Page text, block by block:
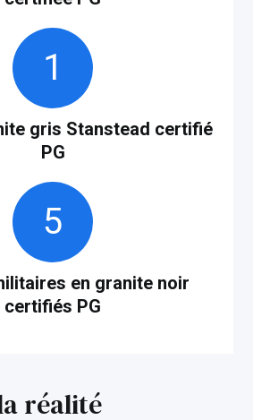
1
gris Stanstead certifié
PG
5
en granite noir
certifiés PG
réalité